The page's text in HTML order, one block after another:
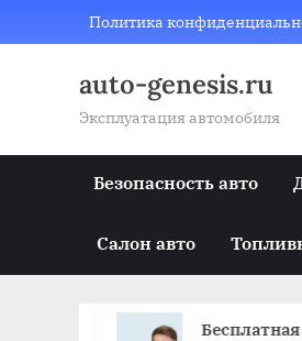
to
Политика
auto-genesis.ru
Эксплуатация автомобиля
Безопасность авто
Салон авто